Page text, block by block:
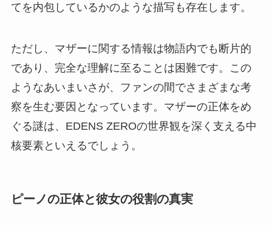
てを内包しているかのような描写も存在します。
ただし、マザーに関する情報は物語内でも断片的
であり、完全な理解に至ることは困難です。この
ようなあいまいさが、ファンの間でさまざまな考
察を生む要因となっています。マザーの正体をめ
ぐる謎は、EDENS ZEROの世界観を深く支える中
核要素といえるでしょう。
ピーノの正体と彼女の役割の真実